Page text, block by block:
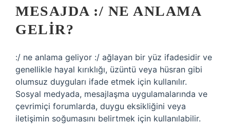
MESAJDA :/ NE ANLAMA
GELIR?
:/ ne anlama geliyor :/ ağlayan bir yüz ifadesidir ve
genellikle hayal kırıklığı, üzüntü veya hüsran gibi
olumsuz duyguları ifade etmek için kullanılır.
Sosyal medyada, mesajlaşma uygulamalarında ve
çevrimiçi forumlarda, duygu eksikliğini veya
iletişimin soğumasını belirtmek için kullanılabilir.